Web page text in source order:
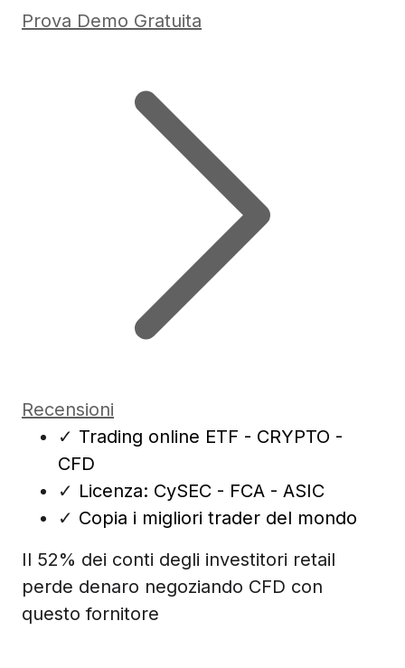
Prova Demo Gratuita
Recensioni
✓ Trading online ETF - CRYPTO -
CFD
✓ Licenza: CySEC - FCA - ASIC
✓ Copia i migliori trader del mondo
Il 52% dei conti degli investitori retail
perde denaro negoziando CFD con
questo fornitore